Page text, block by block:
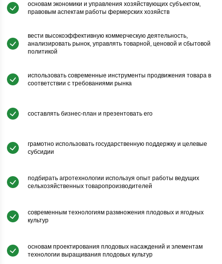
основам экономики и управления хозяйствующих субъектом,
правовым аспектам работы фермерских хозяйств
вести высокоэффективную коммерческую деятельность,
анализировать рынок, управлять товарной, ценовой и сбытовой
политикой
использовать современные инструменты продвижения товара в
соответствии с требованиями рынка
составлять бизнес-план и презентовать его
грамотно использовать государственную поддержку и целевые
субсидии
подбирать агротехнологии используя опыт работы ведущих
сельхозяйственных товаропроизводителей
современным технологиям размножения плодовых и ягодных
культур
основам проектирования плодовых насаждений и элементам
технологии выращивания плодовых культур